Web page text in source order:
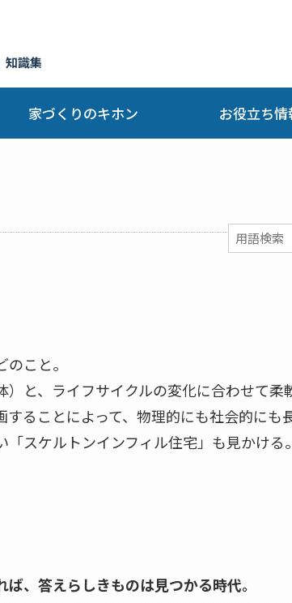
知識集
家づくりのキホン お役立ち情
こと。
と、ライフサイクルの変化に合わせて柔
することによって、物理的にも社会的に
スケルトンインフィル住宅」も見かける
ば、答えらしきものは見つかる時代。